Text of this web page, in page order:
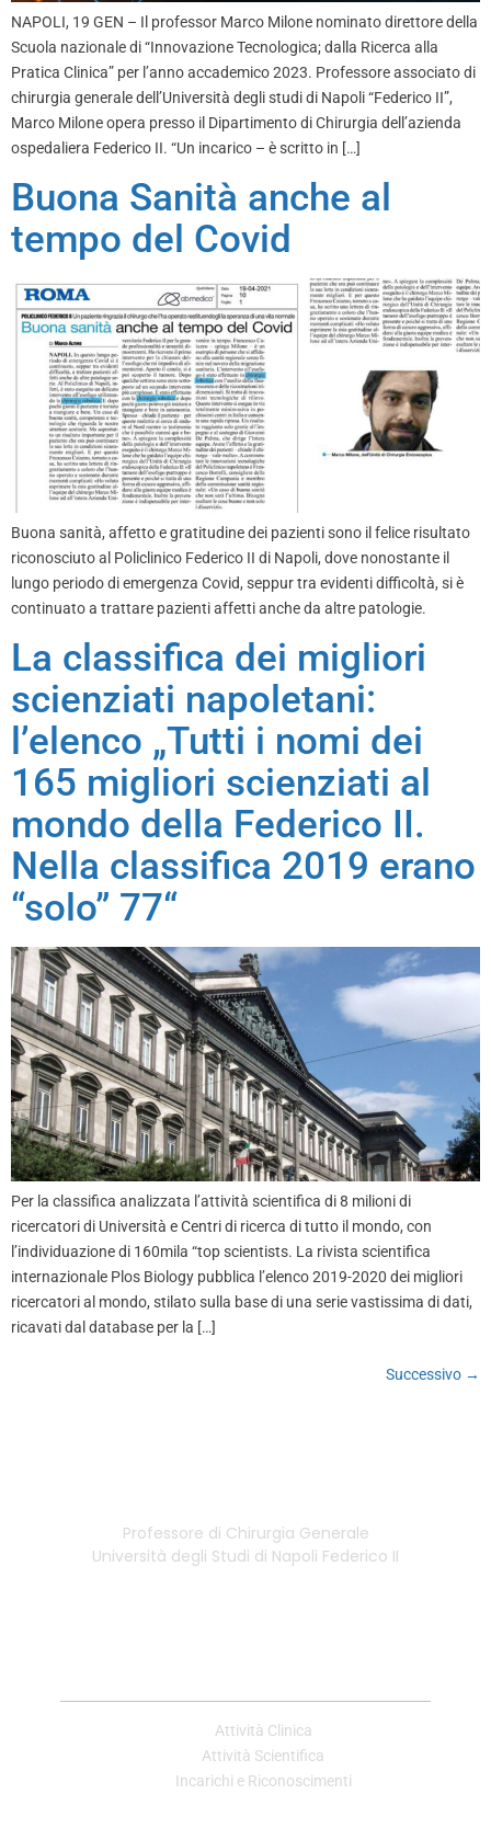
NAPOLI, 19 GEN – Il professor Marco Milone nominato direttore della
Scuola nazionale di “Innovazione Tecnologica; dalla Ricerca alla
Pratica Clinica” per l’anno accademico 2023. Professore associato di
chirurgia generale dell’Università degli studi di Napoli “Federico II”,
Marco Milone opera presso il Dipartimento di Chirurgia dell’azienda
ospedaliera Federico II. “Un incarico – è scritto in […]
Buona Sanità anche al
tempo del Covid
Buona sanità, affetto e gratitudine dei pazienti sono il felice risultato
riconosciuto al Policlinico Federico II di Napoli, dove nonostante il
lungo periodo di emergenza Covid, seppur tra evidenti difficoltà, si è
continuato a trattare pazienti affetti anche da altre patologie.
La classifica dei migliori
scienziati napoletani:
l’elenco „Tutti i nomi dei
165 migliori scienziati al
mondo della Federico II.
Nella classifica 2019 erano
“solo” 77“
Per la classifica analizzata l’attività scientifica di 8 milioni di
ricercatori di Università e Centri di ricerca di tutto il mondo, con
l’individuazione di 160mila “top scientists. La rivista scientifica
internazionale Plos Biology pubblica l’elenco 2019-2020 dei migliori
ricercatori al mondo, stilato sulla base di una serie vastissima di dati,
ricavati dal database per la […]
Successivo →
Professore di Chirurgia Generale
Università degli Studi di Napoli Federico II
Attività Clinica
Attività Scientifica
Incarichi e Riconoscimenti